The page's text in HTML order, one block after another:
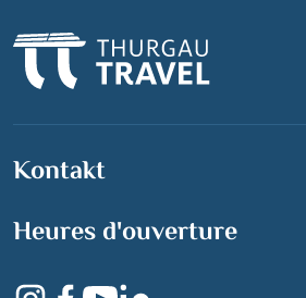
Donaudelta
Kontakt
Heures d'ouverture